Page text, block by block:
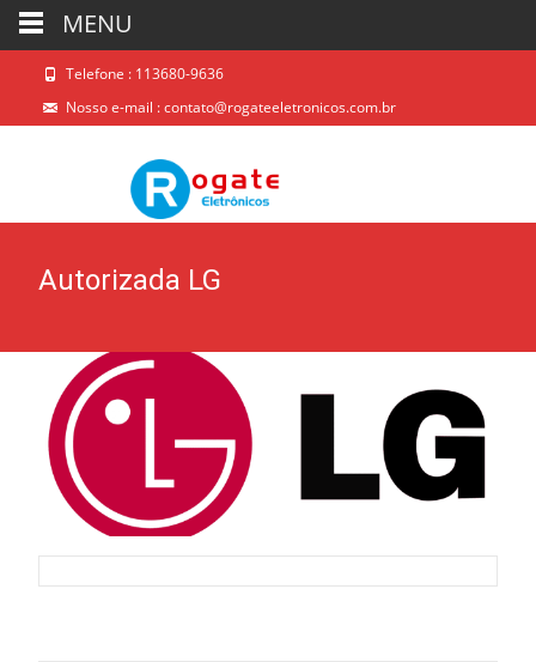
Telefone : 113680-9636
Nosso e-mail :contato@rogateeletronicos.com.br
Autorizada LG
MENU